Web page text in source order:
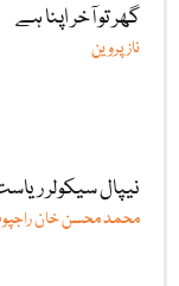
گھر تو آخر اپنا ہے
ناز پروین
نیپال سیکولر
محمد محسن خان